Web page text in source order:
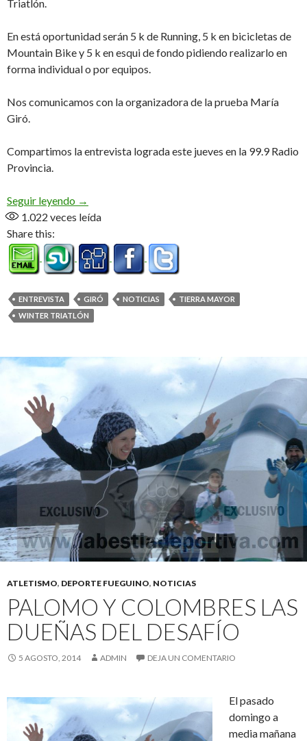
Triatlón.
En está oportunidad serán 5 k de Running, 5 k en bicicletas de
Mountain Bike y 5 k en esqui de fondo pidiendo realizarlo en
forma individual o por equipos.
Nos comunicamos con la organizadora de la prueba María
Giró.
Compartimos la entrevista lograda este jueves en la 99.9 Radio
Provincia.
Seguir leyendo El año del regreso (Audio)
→
1.022 veces leída
Share this:
ENTREVISTA GIRÓ NOTICIAS
TIERRA MAYOR
WINTER TRIATLÓN
ATLETISMO, DEPORTE FUEGUINO, NOTICIAS
PALOMO Y COLOMBRES LAS
DUEÑAS DEL DESAFÍO
5 AGOSTO, 2014 ADMIN DEJA UN COMENTARIO
El pasado
domingo a
media mañana